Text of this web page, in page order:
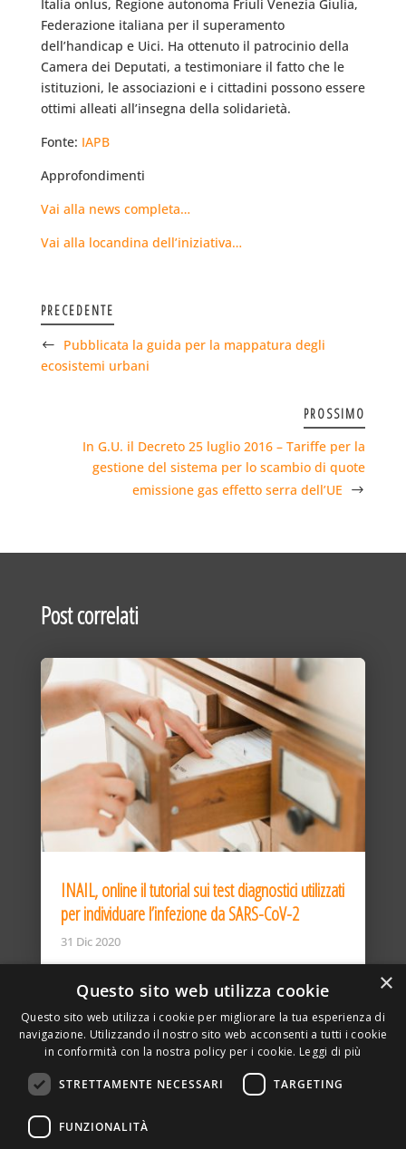
Italia onlus, Regione autonoma Friuli Venezia Giulia,
Federazione italiana per il superamento
dell’handicap e Uici. Ha ottenuto il patrocinio della
Camera dei Deputati, a testimoniare il fatto che le
istituzioni, le associazioni e i cittadini possono essere
ottimi alleati all’insegna della solidarietà.
Fonte: IAPB
Approfondimenti
Vai alla news completa…
Vai alla locandina dell’iniziativa…
PRECEDENTE
Pubblicata la guida per la mappatura degli
ecosistemi urbani
PROSSIMO
In G.U. il Decreto 25 luglio 2016 – Tariffe per la
gestione del sistema per lo scambio di quote
emissione gas effetto serra dell’UE
Post correlati
INAIL, online il tutorial sui test diagnostici utilizzati
per individuare l’infezione da SARS-CoV-2
31 Dic 2020
DELLA TORRE, 15 – 20127 – MILANO – P. IVA
×
Questo sito web utilizza cookie
Questo sito web utilizza i cookie per migliorare la tua esperienza di
navigazione. Utilizzando il nostro sito web acconsenti a tutti i cookie
in conformità con la nostra policy per i cookie. Leggi di più
STRETTAMENTE NECESSARI TARGETING
FUNZIONALITÀ